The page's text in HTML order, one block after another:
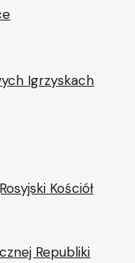
Igrzyskach
Kościół
Republiki